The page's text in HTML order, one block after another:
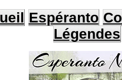
Espéranto
Légendes